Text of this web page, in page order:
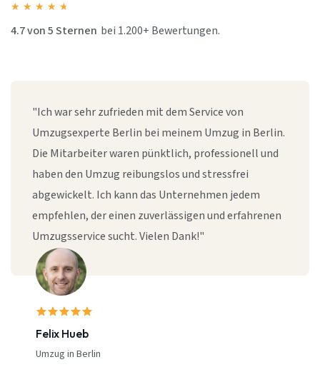
★ ★ ★ ★ ★
4.7 von 5 Sternen bei 1.200+ Bewertungen.
Felix Hueb
Umzug in Berlin
"Ich war sehr zufrieden mit dem Service von
Umzugsexperte Berlin bei meinem Umzug in Berlin.
Die Mitarbeiter waren pünktlich, professionell und
haben den Umzug reibungslos und stressfrei
abgewickelt. Ich kann das Unternehmen jedem
empfehlen, der einen zuverlässigen und erfahrenen
Umzugsservice sucht. Vielen Dank!"